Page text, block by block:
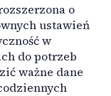
o
ustawień
w
do potrzeb
ważne dane